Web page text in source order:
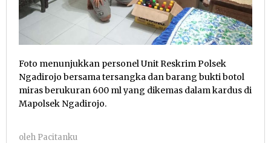
Foto menunjukkan personel Unit Reskrim Polsek
Ngadirojo bersama tersangka dan barang bukti botol
miras berukuran 600 ml yang dikemas dalam kardus di
Mapolsek Ngadirojo.
oleh Pacitanku